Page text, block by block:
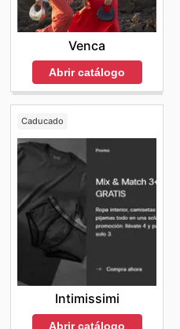
Venca
Abrir catálogo
Caducado
Intimissimi
Abrir catálogo